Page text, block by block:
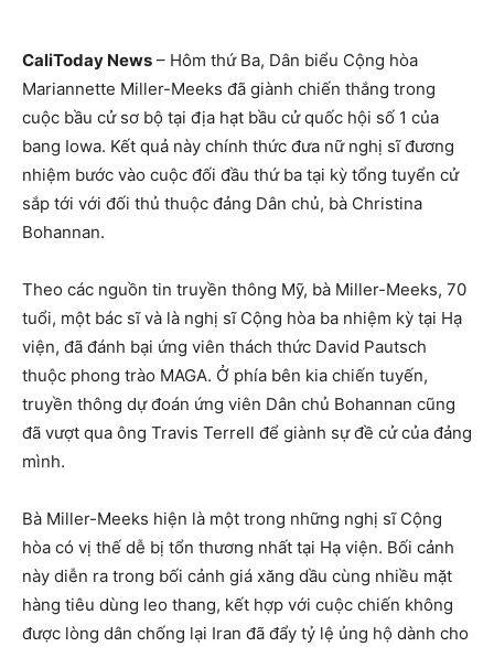
CaliToday News – Hôm thứ Ba, Dân biểu Cộng hòa
Mariannette Miller-Meeks đã giành chiến thắng trong
cuộc bầu cử sơ bộ tại địa hạt bầu cử quốc hội số 1 của
bang Iowa. Kết quả này chính thức đưa nữ nghị sĩ đương
nhiệm bước vào cuộc đối đầu thứ ba tại kỳ tổng tuyển cử
sắp tới với đối thủ thuộc đảng Dân chủ, bà Christina
Bohannan.
Theo các nguồn tin truyền thông Mỹ, bà Miller-Meeks, 70
tuổi, một bác sĩ và là nghị sĩ Cộng hòa ba nhiệm kỳ tại Hạ
viện, đã đánh bại ứng viên thách thức David Pautsch
thuộc phong trào MAGA. Ở phía bên kia chiến tuyến,
truyền thông dự đoán ứng viên Dân chủ Bohannan cũng
đã vượt qua ông Travis Terrell để giành sự đề cử của đảng
mình.
Bà Miller-Meeks hiện là một trong những nghị sĩ Cộng
hòa có vị thế dễ bị tổn thương nhất tại Hạ viện. Bối cảnh
này diễn ra trong bối cảnh giá xăng dầu cùng nhiều mặt
hàng tiêu dùng leo thang, kết hợp với cuộc chiến không
được lòng dân chống lại Iran đã đẩy tỷ lệ ủng hộ dành cho